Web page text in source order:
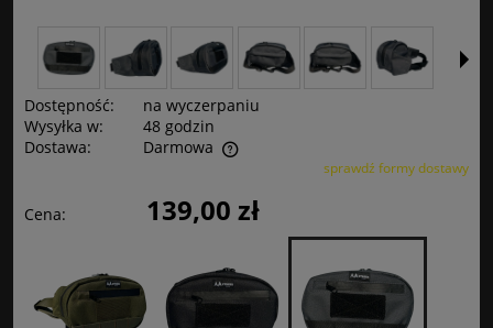
Dostępność:
na wyczerpaniu
Wysyłka w:
48 godzin
Dostawa:
Darmowa
Cena nie zawiera ewentualnych kosztów płatnościsprawdź formy dostawy
Cena: 139,00 zł